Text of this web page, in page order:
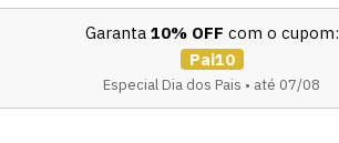
Garanta 10% OFF com o cupom:
Pai10
Especial Dia dos Pais • até 07/08